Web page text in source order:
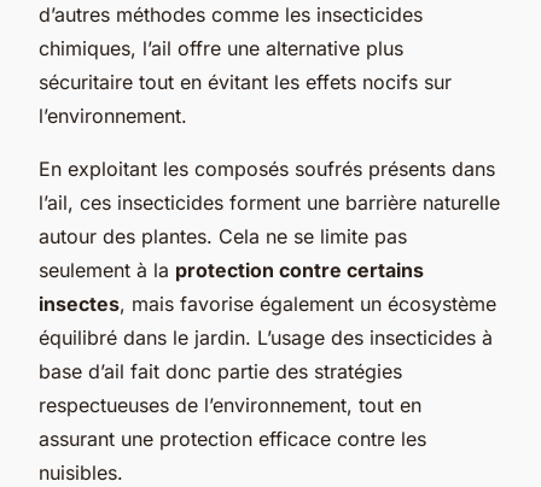
d’autres méthodes comme les insecticides
chimiques, l’ail offre une alternative plus
sécuritaire tout en évitant les effets nocifs sur
l’environnement.
En exploitant les composés soufrés présents dans
l’ail, ces insecticides forment une barrière naturelle
autour des plantes. Cela ne se limite pas
seulement à la protection contre certains
insectes, mais favorise également un écosystème
équilibré dans le jardin. L’usage des insecticides à
base d’ail fait donc partie des stratégies
respectueuses de l’environnement, tout en
assurant une protection efficace contre les
nuisibles.